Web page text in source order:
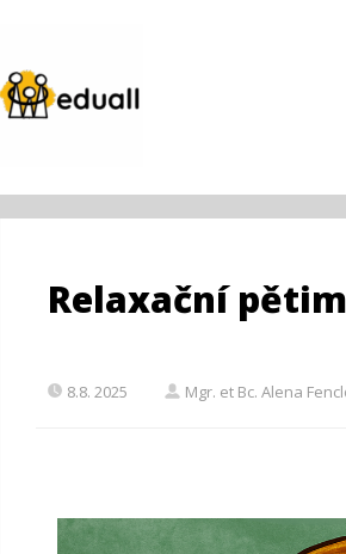
Relaxační
8.8. 2025 Mgr. et Bc. Alena